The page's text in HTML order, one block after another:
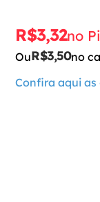
R$3,32no
OuR$3,50no
Confira aqui